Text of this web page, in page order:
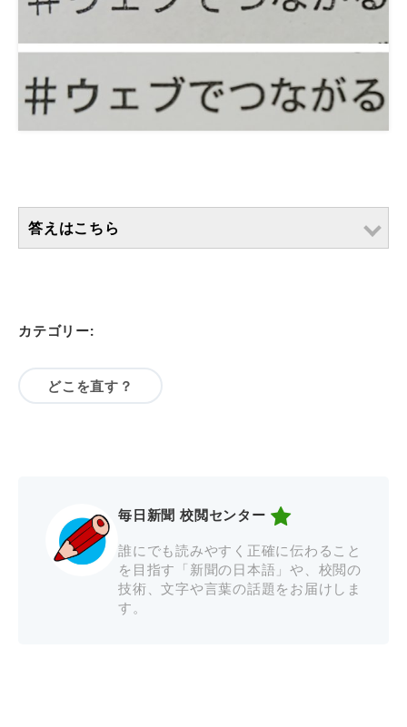
答えはこちら
カテゴリー:
どこを直す？
毎日新聞 校閲センター
誰にでも読みやすく正確に伝わること
を目指す「新聞の日本語」や、校閲の
技術、文字や言葉の話題をお届けしま
す。